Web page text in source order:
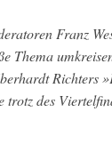
Franz
Thema
Richters
trotz des